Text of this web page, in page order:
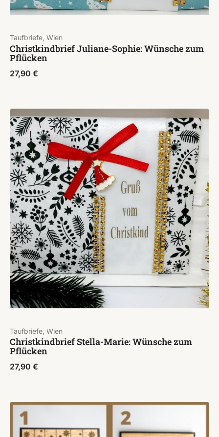
Taufbriefe, Wien
Christkindbrief Juliane-Sophie: Wünsche zum
Pflücken
27,90 €
Taufbriefe, Wien
Christkindbrief Stella-Marie: Wünsche zum
Pflücken
27,90 €